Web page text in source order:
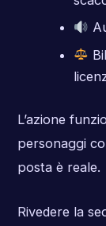
L’azione
personaggi
posta è reale.
Rivedere la